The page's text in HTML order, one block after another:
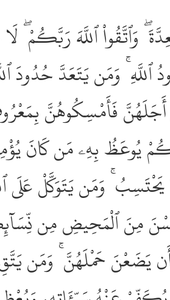
وَٱتَّقُواْ ٱللَّهَ رَبَّكُمْ
ٱللَّهِ ۚ وَمَن يَتَعَدَّ حُدُودَ
أَجَلَهُنَّ فَأَمْسِكُوهُنَّ
بِهِۦ مَن كَانَ يُؤْمِنُ
وَمَن يَتَوَكَّلْ عَلَى
مِنَ ٱلْمَحِيضِ مِن
يَضَعْنَ حَمْلَهُنَّ ۚ وَمَن يَتَّقِ